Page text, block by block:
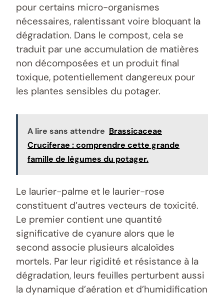
pour certains micro-organismes
nécessaires, ralentissant voire bloquant la
dégradation. Dans le compost, cela se
traduit par une accumulation de matières
non décomposées et un produit final
toxique, potentiellement dangereux pour
les plantes sensibles du potager.
A lire sans attendre Brassicaceae
Cruciferae : comprendre cette grande
famille de légumes du potager.
Le laurier-palme et le laurier-rose
constituent d’autres vecteurs de toxicité.
Le premier contient une quantité
significative de cyanure alors que le
second associe plusieurs alcaloïdes
mortels. Par leur rigidité et résistance à la
dégradation, leurs feuilles perturbent aussi
la dynamique d’aération et d’humidification